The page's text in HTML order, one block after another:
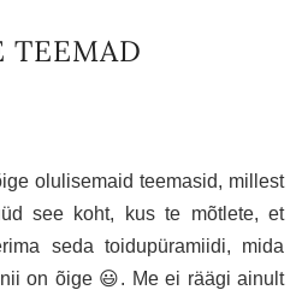
TEEMAD
olulisemaid teemasid, millest
see koht, kus te mõtlete, et
seda toidupüramiidi, mida
on õige 😃. Me ei räägi ainult